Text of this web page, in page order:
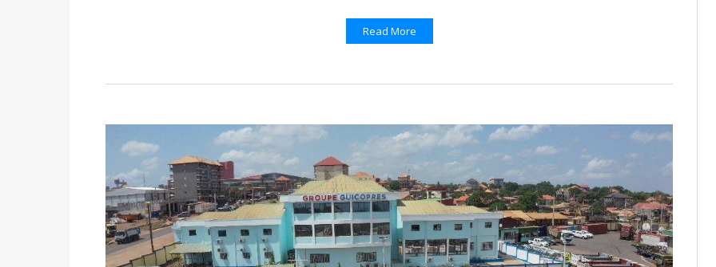
Read More